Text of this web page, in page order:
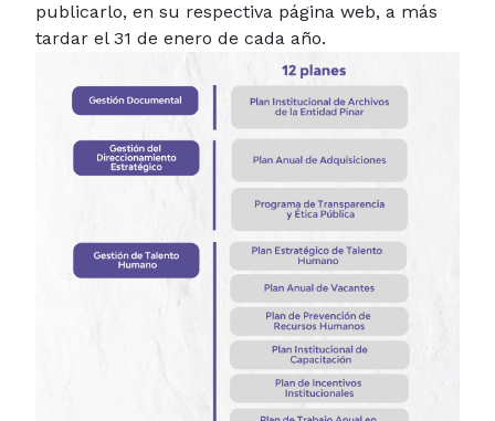
publicarlo, en su respectiva página web, a más
tardar el 31 de enero de cada año.